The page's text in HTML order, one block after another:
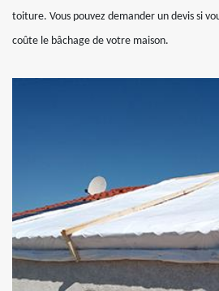
toiture. Vous pouvez demander un devis si
coûte le bâchage de votre maison.